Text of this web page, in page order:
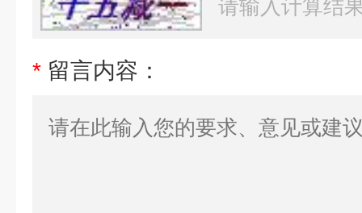
* 留言内容：